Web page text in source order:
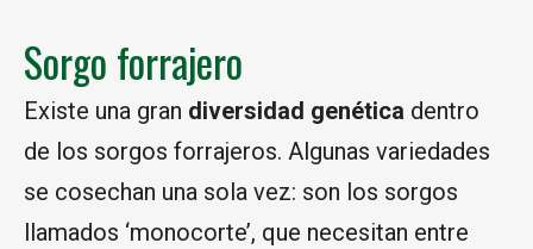
Sorgo forrajero
Existe una gran diversidad genética dentro
de los sorgos forrajeros. Algunas variedades
se cosechan una sola vez: son los sorgos
llamados ‘monocorte’, que necesitan entre